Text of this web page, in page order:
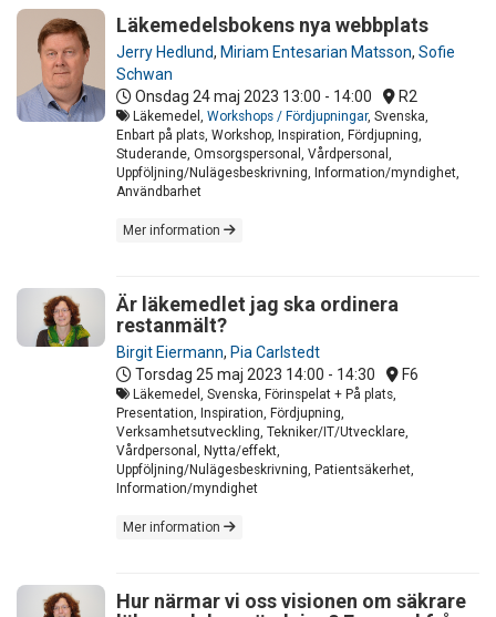
Läkemedelsbokens nya webbplats
Jerry Hedlund, Miriam Entesarian Matsson, Sofie
Schwan
Onsdag 24 maj 2023 13:00 - 14:00 R2
Läkemedel, Workshops / Fördjupningar, Svenska,
Enbart på plats, Workshop, Inspiration, Fördjupning,
Studerande, Omsorgspersonal, Vårdpersonal,
Uppföljning/Nulägesbeskrivning, Information/myndighet,
Användbarhet
Mer information
Är läkemedlet jag ska ordinera
restanmält?
Birgit Eiermann, Pia Carlstedt
Torsdag 25 maj 2023 14:00 - 14:30 F6
Läkemedel, Svenska, Förinspelat + På plats,
Presentation, Inspiration, Fördjupning,
Verksamhetsutveckling, Tekniker/IT/Utvecklare,
Vårdpersonal, Nytta/effekt,
Uppföljning/Nulägesbeskrivning, Patientsäkerhet,
Information/myndighet
Mer information
Hur närmar vi oss visionen om säkrare